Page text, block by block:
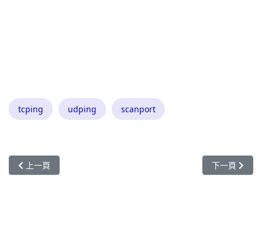
tcping udping scanport
上一篇文章: 圖解chrome 遠端桌面，快速安裝設定
上一頁 下一篇文章:
下一頁